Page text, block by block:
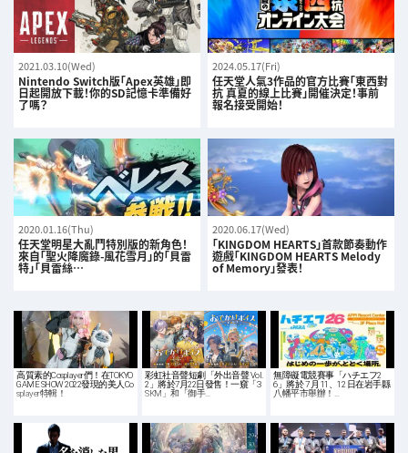
2021.03.10(Wed)
Nintendo Switch版「Apex英雄」即
日起開放下載！你的SD記憶卡準備好
了嗎？
2024.05.17(Fri)
任天堂人氣3作品的官方比賽「東西對
抗 真夏的線上比賽」開催決定！事前
報名接受開始！
2020.01.16(Thu)
任天堂明星大亂鬥特別版的新角色！
來自「聖火降魔錄-風花雪月」的「貝雷
特」「貝雷絲…
2020.06.17(Wed)
「KINGDOM HEARTS」首款節奏動作
遊戲「KINGDOM HEARTS Melody
of Memory」發表！
高質素的Cosplayer們！在TOKYO
GAME SHOW 2022發現的美人Co
splayer特輯！
彩虹社音聲短劇「外出音聲 Vol.
2」將於7月22日發售！一窺「3
SKM」和「御手…
無障礙電競賽事「ハチエフ2
6」將於 7 月 11、12 日在岩手縣
八幡平市舉辦！…